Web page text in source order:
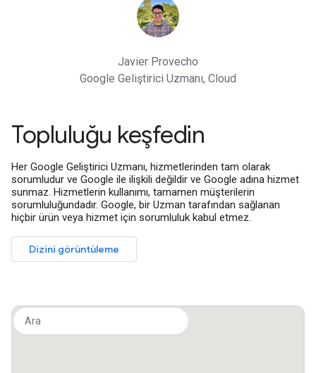
Javier Provecho
Google Geliştirici Uzmanı, Cloud
Topluluğu keşfedin
Her Google Geliştirici Uzmanı, hizmetlerinden tam olarak
sorumludur ve Google ile ilişkili değildir ve Google adına hizmet
sunmaz. Hizmetlerin kullanımı, tamamen müşterilerin
sorumluluğundadır. Google, bir Uzman tarafından sağlanan
hiçbir ürün veya hizmet için sorumluluk kabul etmez.
Dizini görüntüleme